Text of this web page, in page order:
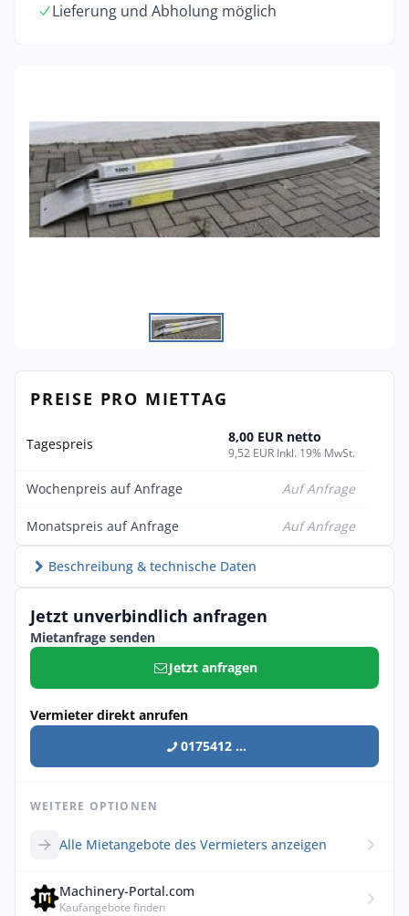
Lieferung und Abholung möglich
PREISE PRO MIETTAG
Tagespreis 8,00 EUR netto
9,52 EUR Inkl. 19% MwSt.
Wochenpreis auf Anfrage Auf Anfrage
Monatspreis auf Anfrage Auf Anfrage
Beschreibung & technische Daten
Jetzt unverbindlich anfragen
Mietanfrage senden
Jetzt anfragen
Vermieter direkt anrufen
0175412 ...
WEITERE OPTIONEN
Alle Mietangebote des Vermieters anzeigen
Machinery-Portal.com
Kaufangebote finden